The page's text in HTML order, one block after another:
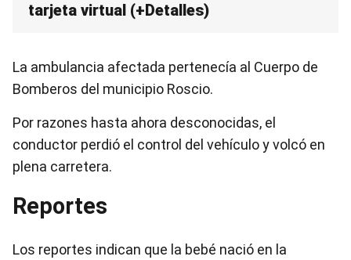
tarjeta virtual (+Detalles)
La ambulancia afectada pertenecía al Cuerpo de
Bomberos del municipio Roscio.
Por razones hasta ahora desconocidas, el
conductor perdió el control del vehículo y volcó en
plena carretera.
Reportes
Los reportes indican que la bebé nació en la